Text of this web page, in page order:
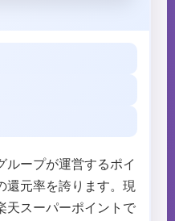
ループが運営するポイ
還元率を誇ります。現
天スーパーポイントで